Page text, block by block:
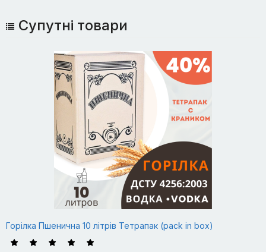
Супутні товари
Горілка Пшенична 10 літрів Тетрапак (pack in box)